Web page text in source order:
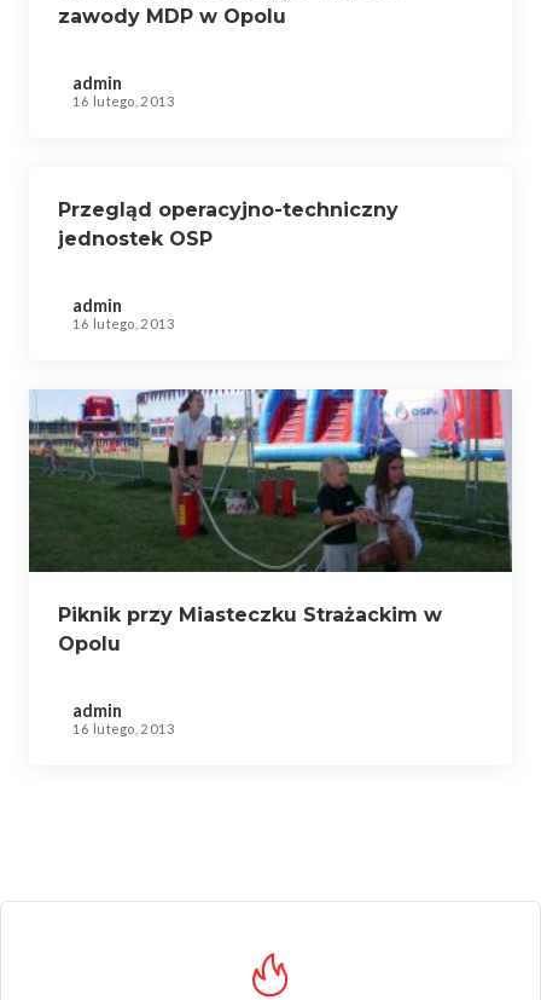
zawody MDP w Opolu
admin
16 lutego, 2013
Przegląd operacyjno-techniczny
jednostek OSP
admin
16 lutego, 2013
Piknik przy Miasteczku Strażackim w
Opolu
admin
16 lutego, 2013